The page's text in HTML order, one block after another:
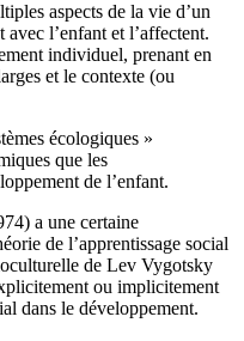
aspects de la vie d’un
l’enfant et l’affectent.
individuel, prenant en
et le contexte (ou
écologiques »
que les
de l’enfant.
a une certaine
de l’apprentissage social
de Lev Vygotsky
ou implicitement
dans le développement.